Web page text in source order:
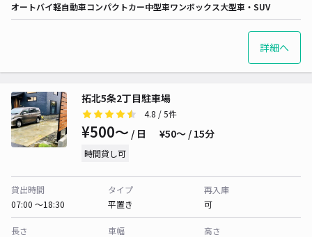
オートバイ軽自動車コンパクトカー中型車ワンボックス大型車・SUV
詳細へ
拓北5条2丁目駐車場
4.8 / 5件
¥500〜 / 日 ¥50〜 / 15分
時間貸し可
貸出時間
07:00 〜18:30
タイプ
平置き
再入庫
可
長さ
車幅
高さ